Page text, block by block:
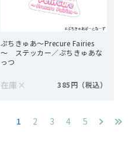
ぷちきゅあ～Precure Fairies
～ ステッカー／ぷちきゅあな
っつ
在庫 × 385円
1 2 3 4 5